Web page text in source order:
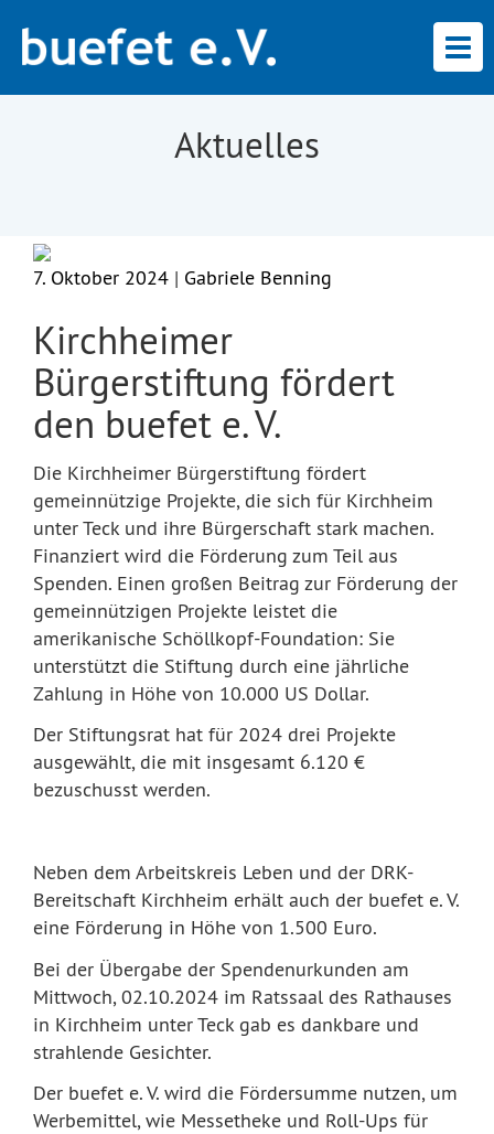
Aktuelles
7. Oktober 2024 | Gabriele Benning
Kirchheimer
Bürgerstiftung fördert
den buefet e. V.
Die Kirchheimer Bürgerstiftung fördert
gemeinnützige Projekte, die sich für Kirchheim
unter Teck und ihre Bürgerschaft stark machen.
Finanziert wird die Förderung zum Teil aus
Spenden. Einen großen Beitrag zur Förderung der
gemeinnützigen Projekte leistet die
amerikanische Schöllkopf-Foundation: Sie
unterstützt die Stiftung durch eine jährliche
Zahlung in Höhe von 10.000 US Dollar.
Der Stiftungsrat hat für 2024 drei Projekte
ausgewählt, die mit insgesamt 6.120 €
bezuschusst werden.
Neben dem Arbeitskreis Leben und der DRK-
Bereitschaft Kirchheim erhält auch der buefet e. V.
eine Förderung in Höhe von 1.500 Euro.
Bei der Übergabe der Spendenurkunden am
Mittwoch, 02.10.2024 im Ratssaal des Rathauses
in Kirchheim unter Teck gab es dankbare und
strahlende Gesichter.
Der buefet e. V. wird die Fördersumme nutzen, um
Werbemittel, wie Messetheke und Roll-Ups für